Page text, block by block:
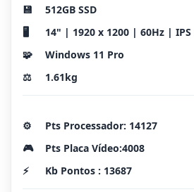
💾
512GB SSD
🖥️
14" | 1920 x 1200 | 60Hz |
🧩
Windows 11 Pro
⚖️
1.61kg
⚙️
Pts Processador: 14127
🎮
Pts Placa Vídeo:4008
⚡
Kb Pontos : 13687